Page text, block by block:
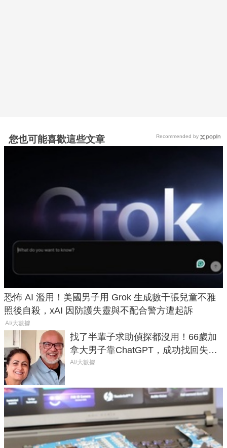
您也可能喜歡這些文章
恐怖 AI 濫用！美國男子用 Grok 生成數千張兒童不雅
照後自殺，xAI 因防護失靈與不配合警方遭起訴
AI/大數據
找了半輩子求助偵探都沒用！66歲加
拿大男子靠ChatGPT，成功找回失散
50年家人
AI/大數據
Recommended by